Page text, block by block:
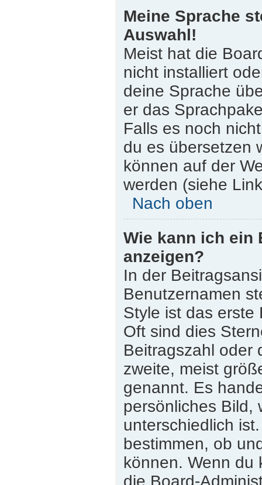
Meine Sprache
Auswahl!
Meist hat die
nicht installiert
deine Sprache
er das
Falls es noch
du es übersetzen
können auf der
werden (siehe
Nach oben
Wie kann ich ein
anzeigen?
In der
Benutzernamen
Style ist das erste
Oft sind dies
Beitragszahl oder
zweite, meist
genannt. Es
persönliches Bild,
unterschiedlich
bestimmen, ob
können. Wenn du
die Board-